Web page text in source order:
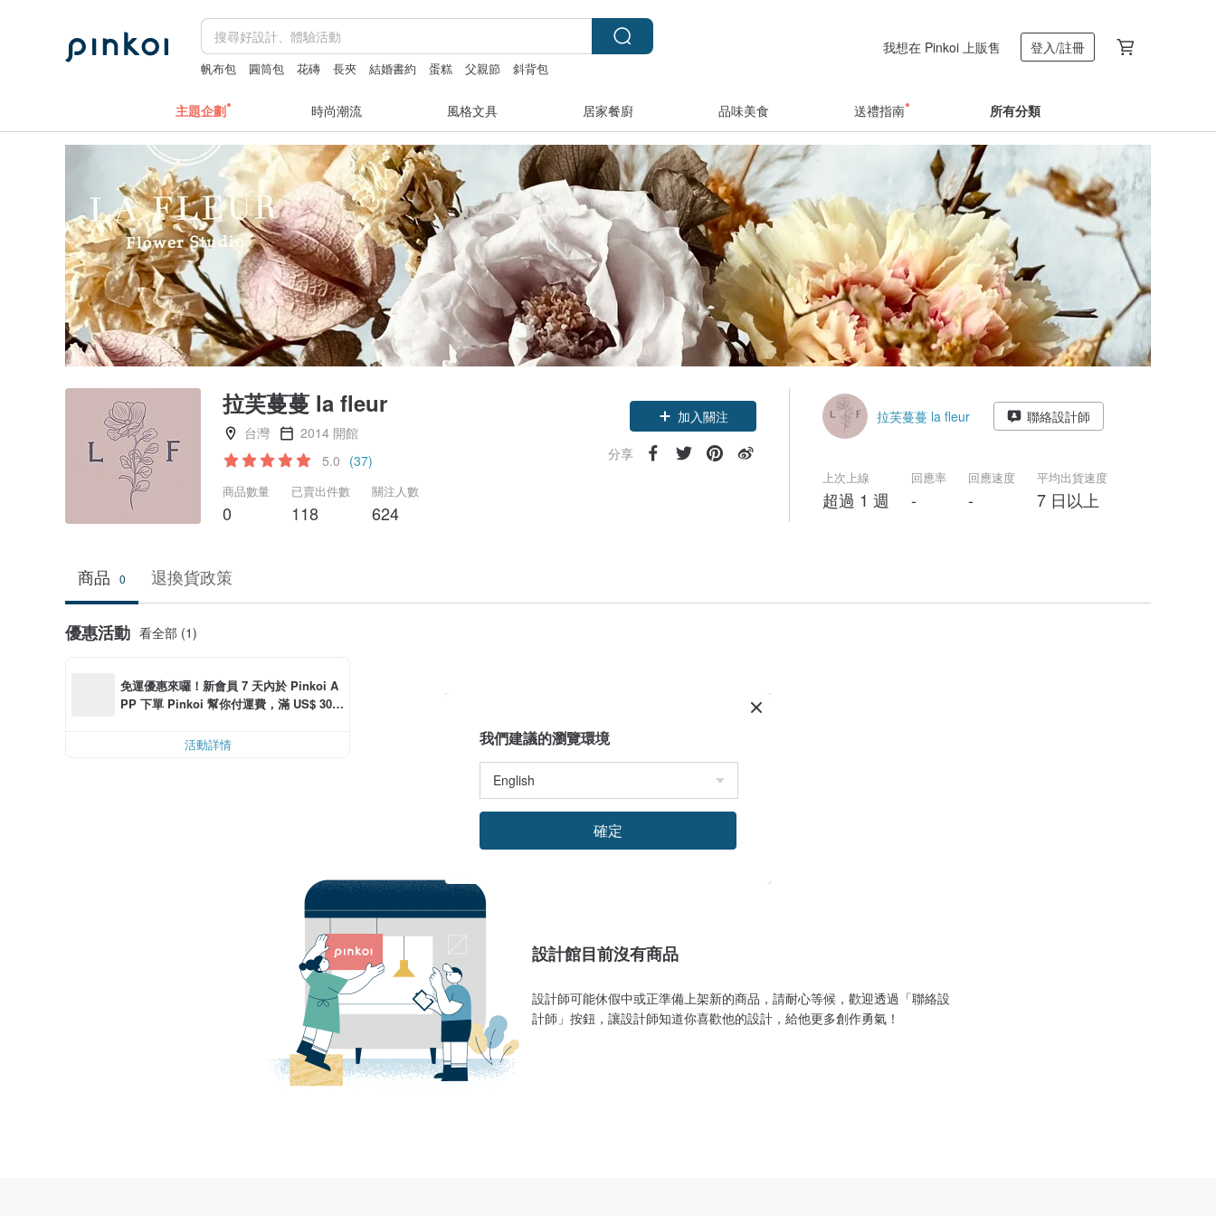
帆布包 圓筒包 花磚 長夾 結婚書約 蛋糕 父親節 斜背包
我想在 Pinkoi 上販售 登入/註冊
主題企劃 時尚潮流 風格文具 居家餐廚 品味美食 送禮指南 所有分類
拉芙蔓蔓 la fleur
台灣
2014 開館
5.0 (37)
商品數量
0
已賣出件數
118
關注人數
624
加入關注
分享
拉芙蔓蔓 la fleur 聯絡設計師
上次上線
超過 1 週
回應率
-
回應速度
-
平均出貨速度
7 日以上
商品 0 退換貨政策
優惠活動 看全部 (1)
免運優惠來囉！新會員 7 天內於 Pinkoi A
PP 下單 Pinkoi 幫你付運費，滿 US$ 30.0
活動詳情
設計館目前沒有商品
設計師可能休假中或正準備上架新的商品，請耐心等候，歡迎透過「聯絡設
計師」按鈕，讓設計師知道你喜歡他的設計，給他更多創作勇氣！
我們建議的瀏覽環境
確定